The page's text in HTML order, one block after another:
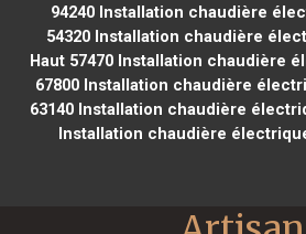
94240 Installation chaudière
54320Installation chaudière
Haut 57470Installation chaudière
67800 Installation chaudière
63140 Installation chaudière
Installation chaudière